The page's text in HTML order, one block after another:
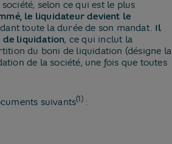
selon ce qui est le plus
le liquidateur devient le
toute la durée de son mandat. Il
de liquidation, ce qui inclut la
du boni de liquidation (désigne la
de la société, une fois que toutes
suivants(1):